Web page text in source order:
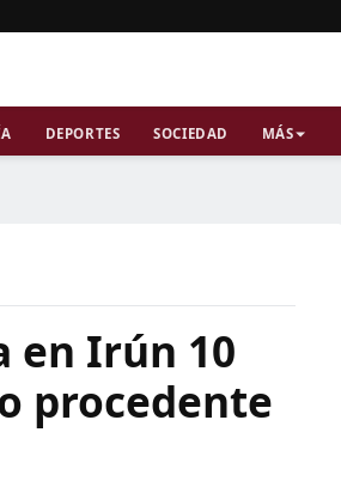
DEPORTES SOCIEDAD MÁS
en Irún 10
procedente